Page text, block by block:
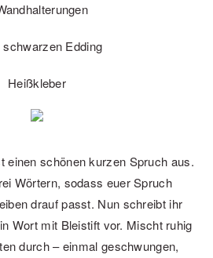
schwarzen Edding
Heißkleber
einen schönen kurzen Spruch aus.
Wörtern, sodass euer Spruch
drauf passt. Nun schreibt ihr
Wort mit Bleistift vor. Mischt ruhig
durch – einmal geschwungen,